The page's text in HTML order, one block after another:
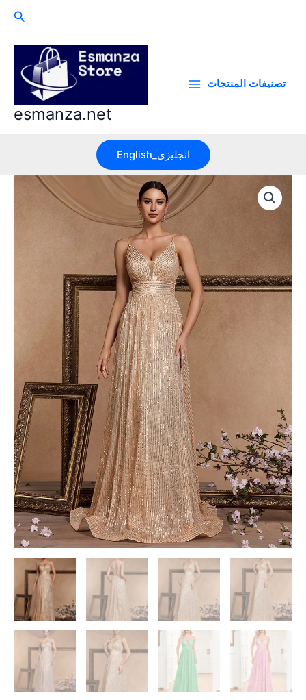
Search
esmanza.net
تصنيفات المنتجات
English_انجليزى